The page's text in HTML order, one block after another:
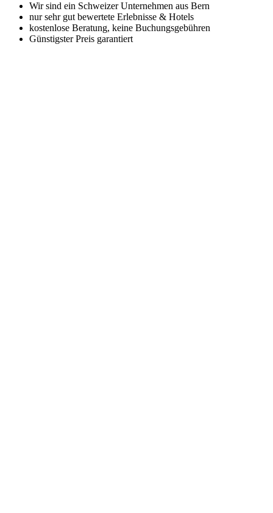
Wir sind ein Schweizer Unternehmen aus Bern
nur sehr gut bewertete Erlebnisse & Hotels
kostenlose Beratung, keine Buchungsgebühren
Günstigster Preis garantiert